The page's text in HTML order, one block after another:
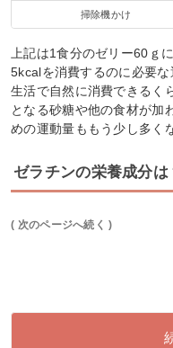
掃除機かけ
上記は1食分のゼリー60ｇ
5kcalを消費するのに必要
生活で自然に消費できるく
となる砂糖や他の食材が加
めの運動量ももう少し多く
ゼラチンの栄養成分
( 次のページへ続く )